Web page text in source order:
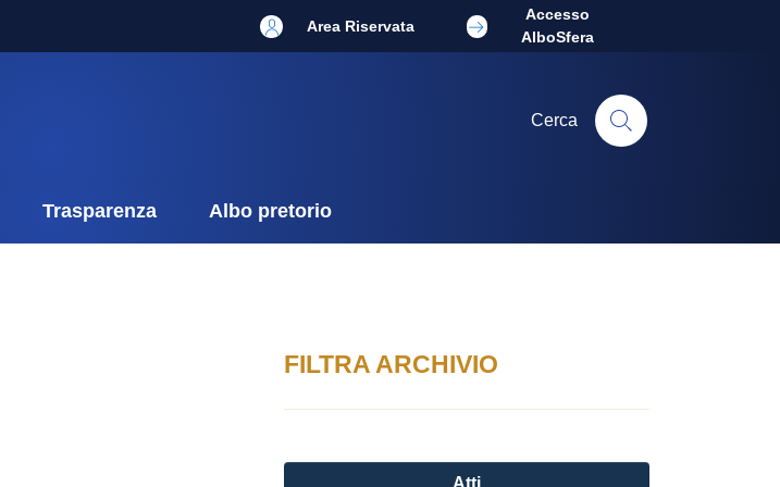
Area Riservata
Accesso
AlboSfera
Cerca
Trasparenza Albo pretorio
FILTRA ARCHIVIO
Atti